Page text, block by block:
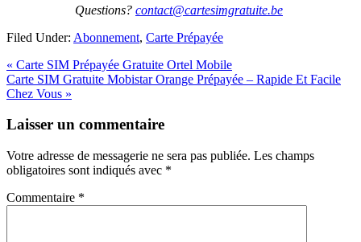
Questions? contact@cartesimgratuite.be
Filed Under: Abonnement, Carte Prépayée
Previous
Post:
« Carte SIM Prépayée Gratuite Ortel Mobile
Next
Post:
Carte SIM Gratuite Mobistar Orange Prépayée – Rapide Et Facile
Chez Vous »
Interactions
Laisser un commentaire
Votre adresse de messagerie ne sera pas publiée. Les champs
obligatoires sont indiqués avec *
Commentaire *